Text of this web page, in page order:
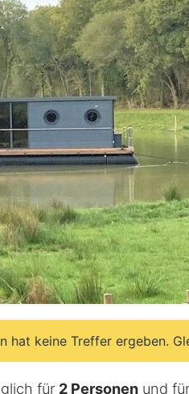
hat keine Treffer ergeben.
für 2 Personen und für